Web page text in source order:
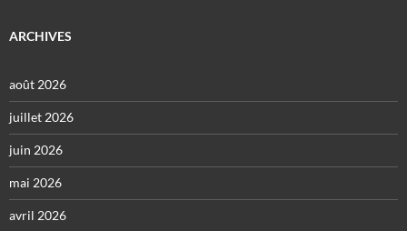
ARCHIVES
août 2026
juillet 2026
juin 2026
mai 2026
avril 2026